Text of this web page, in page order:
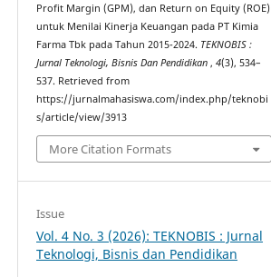
Profit Margin (GPM), dan Return on Equity (ROE)
untuk Menilai Kinerja Keuangan pada PT Kimia
Farma Tbk pada Tahun 2015-2024. TEKNOBIS :
Jurnal Teknologi, Bisnis Dan Pendidikan,4(3), 534–
537. Retrieved from
https://jurnalmahasiswa.com/index.php/teknobi
s/article/view/3913
More Citation Formats
Issue
Vol. 4 No. 3 (2026): TEKNOBIS : Jurnal
Teknologi, Bisnis dan Pendidikan